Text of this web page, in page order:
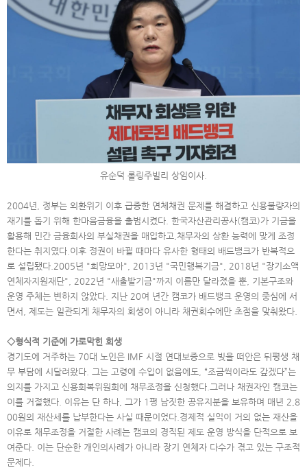
유순덕 롤링주빌리 상임이사.
2004년, 정부는 외환위기 이후 급증한 연체채권 문제를 해결하고 신용불량자의
재기를 돕기 위해 한마음금융을 출범시켰다. 한국자산관리공사(캠코)가 기금을
활용해 민간 금융회사의 부실채권을 매입하고,채무자의 상환 능력에 맞게 조정
한다는 취지였다.이후 정권이 바뀔 때마다 유사한 형태의 배드뱅크가 반복적으
로 설립됐다.2005년 "희망모아", 2013년 "국민행복기금", 2018년 "장기소액
연체자지원재단", 2022년 "새출발기금"까지 이름만 달라졌을 뿐, 기본구조와
운영 주체는 변하지 않았다. 지난 20여 년간 캠코가 배드뱅크 운영의 중심에 서
면서, 제도는 일관되게 채무자의 회생이 아니라 채권회수에만 초점을 맞춰왔다.
◇형식적 기준에 가로막힌 회생
경기도에 거주하는 70대 노인은 IMF 시절 연대보증으로 빚을 떠안은 뒤평생 채
무 부담에 시달려왔다. 그는 고령에 수입이 없음에도, “조금씩이라도 갚겠다”는
의지를 가지고 신용회복위원회에 채무조정을 신청했다.그러나 채권자인 캠코는
이를 거절했다. 이유는 단 하나, 그가 1평 남짓한 공유지분을 보유하며 매년 2,8
00원의 재산세를 납부한다는 사실 때문이었다.경제적 실익이 거의 없는 재산을
이유로 채무조정을 거절한 사례는 캠코의 경직된 제도 운영 방식을 단적으로 보
여준다. 이는 단순한 개인의사례가 아니라 장기 연체자 다수가 겪고 있는 구조적
문제다.